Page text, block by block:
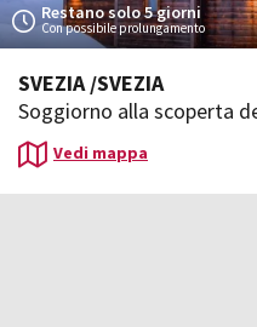
Restano solo 5 giorni
Con possibile prolungamento
SVEZIA /SVEZIA
Soggiorno alla scoperta
Vedi mappa